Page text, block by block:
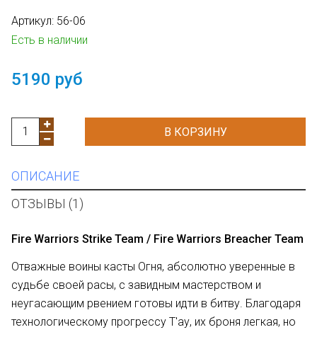
Артикул: 56-06
Есть в наличии
5190 руб
В КОРЗИНУ
ОПИСАНИЕ
ОТЗЫВЫ (1)
Fire Warriors Strike Team / Fire Warriors Breacher Team
Отважные воины касты Огня, абсолютно уверенные в
судьбе своей расы, с завидным мастерством и
неугасающим рвением готовы идти в битву. Благодаря
технологическому прогрессу Т'ау, их броня легкая, но